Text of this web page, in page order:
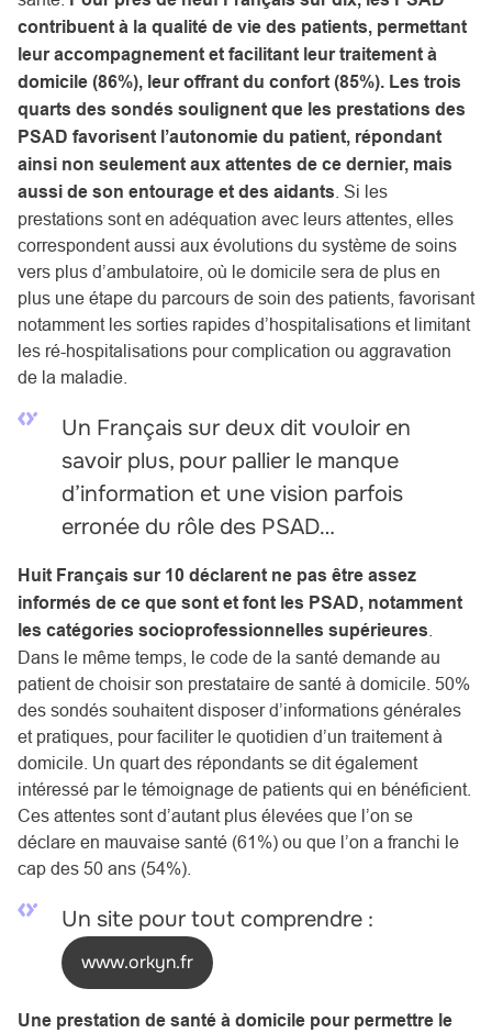
contribuent à la qualité de vie des patients, permettant
leur accompagnement et facilitant leur traitement à
domicile (86%), leur offrant du confort (85%). Les trois
quarts des sondés soulignent que les prestations des
PSAD favorisent l’autonomie du patient, répondant
ainsi non seulement aux attentes de ce dernier, mais
aussi de son entourage et des aidants . Si les
prestations sont en adéquation avec leurs attentes, elles
correspondent aussi aux évolutions du système de soins
vers plus d’ambulatoire, où le domicile sera de plus en
plus une étape du parcours de soin des patients, favorisant
notamment les sorties rapides d’hospitalisations et limitant
les ré-hospitalisations pour complication ou aggravation
de la maladie.
Un Français sur deux dit vouloir en
savoir plus, pour pallier le manque
d’information et une vision parfois
erronée du rôle des PSAD…
Huit Français sur 10 déclarent ne pas être assez
informés de ce que sont et font les PSAD, notamment
les catégories socioprofessionnelles supérieures
Dans le même temps, le code de la santé demande au
patient de choisir son prestataire de santé à domicile. 50%
des sondés souhaitent disposer d’informations générales
et pratiques, pour faciliter le quotidien d’un traitement à
domicile. Un quart des répondants se dit également
intéressé par le témoignage de patients qui en bénéficient.
Ces attentes sont d’autant plus élevées que l’on se
déclare en mauvaise santé (61%) ou que l’on a franchi le
cap des 50 ans (54%).
Un site pour tout comprendre :
www.orkyn.fr
Une prestation de santé à domicile pour permettre le